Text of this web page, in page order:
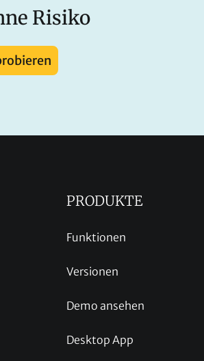
Risiko
PRODUKTE
Funktionen
Versionen
Demo ansehen
Desktop App